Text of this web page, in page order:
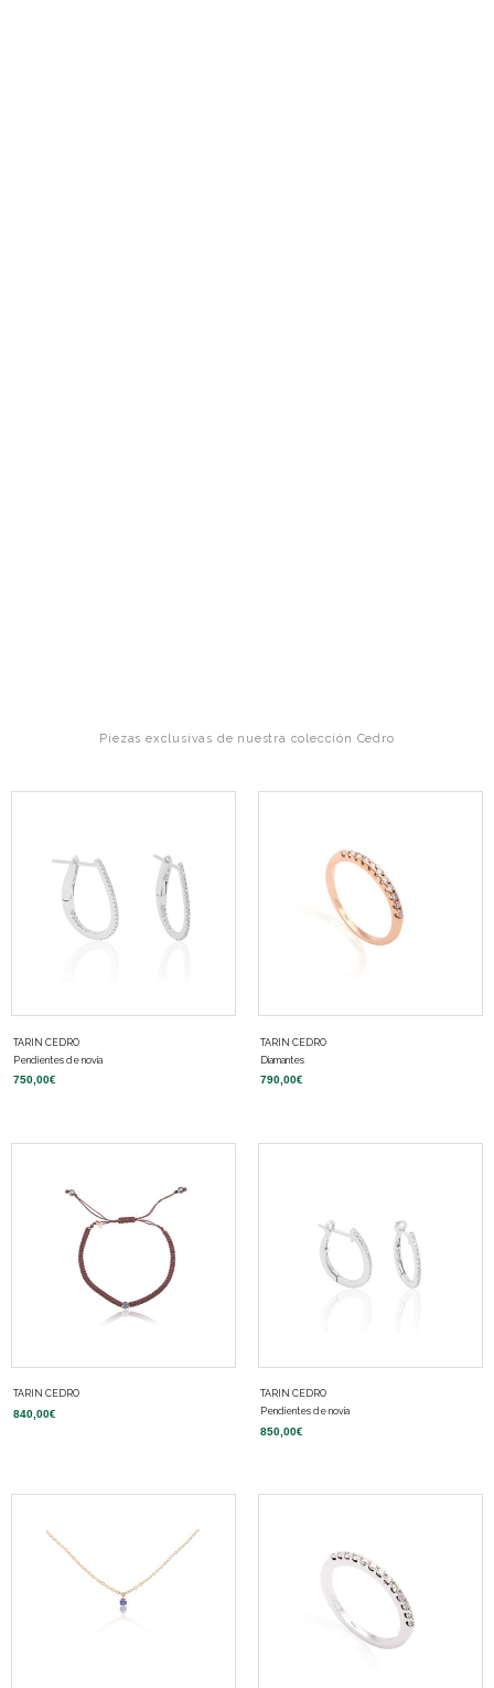
Piezas exclusivas de nuestra colección Cedro
TARIN CEDRO
Pendientes de novia
750,00€
TARIN CEDRO
Diamantes
790,00€
TARIN CEDRO
840,00€
TARIN CEDRO
Pendientes de novia
850,00€